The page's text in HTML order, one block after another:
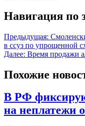
Навигация по
Предыдущая:
в ссуз по упрощенной
Далее: Время продажи
Похожие
В РФ
на неплатежи